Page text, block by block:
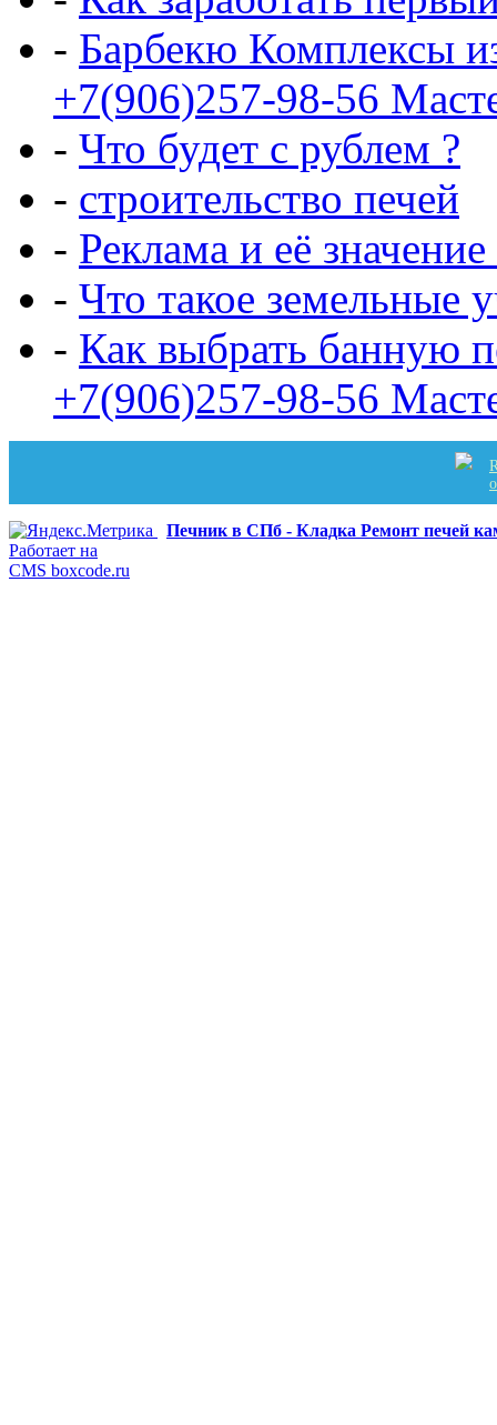
- Барбекю Комплексы
+7(906)257-98-56
- Что будет с рублем ?
- строительство печей
- Реклама и её
- Что такое земельные
- Как выбрать банную
+7(906)257-98-56
Печник в СПб - Кладка Ремонт печей
Работает на
CMS boxcode.ru